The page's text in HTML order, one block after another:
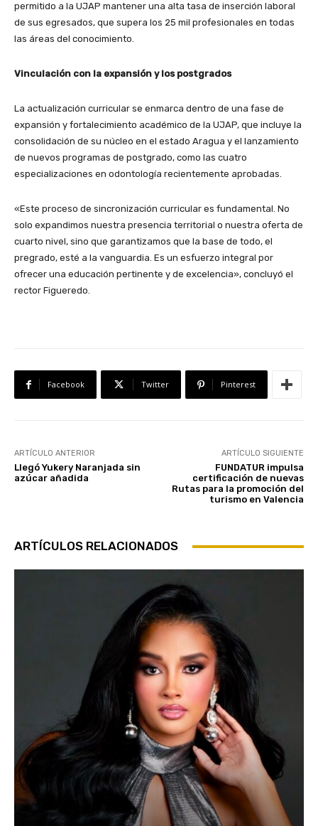
permitido a la UJAP mantener una alta tasa de inserción laboral
de sus egresados, que supera los 25 mil profesionales en todas
las áreas del conocimiento.
Vinculación con la expansión y los postgrados
La actualización curricular se enmarca dentro de una fase de
expansión y fortalecimiento académico de la UJAP, que incluye la
consolidación de su núcleo en el estado Aragua y el lanzamiento
de nuevos programas de postgrado, como las cuatro
especializaciones en odontología recientemente aprobadas.
«Este proceso de sincronización curricular es fundamental. No
solo expandimos nuestra presencia territorial o nuestra oferta de
cuarto nivel, sino que garantizamos que la base de todo, el
pregrado, esté a la vanguardia. Es un esfuerzo integral por
ofrecer una educación pertinente y de excelencia», concluyó el
rector Figueredo.
Facebook Twitter Pinterest
ARTÍCULO ANTERIOR
Llegó Yukery Naranjada sin
azúcar añadida
ARTÍCULO SIGUIENTE
FUNDATUR impulsa
certificación de nuevas
Rutas para la promoción del
turismo en Valencia
ARTÍCULOS RELACIONADOS